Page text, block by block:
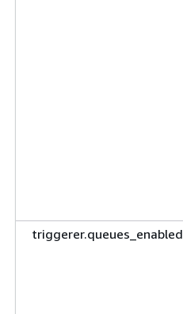
triggerer.queues_enabled